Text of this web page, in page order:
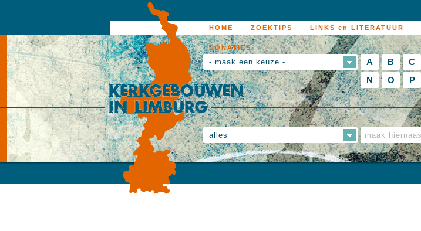
HOME ZOEKTIPS LINKS en LITERATUUR
DONATIES
- maak een keuze - A B C
N
O P
alles